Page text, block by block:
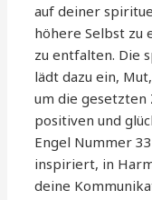
auf deiner
höhere Selbst zu
zu entfalten. Die
lädt dazu ein,
um die gesetzten
positiven und
Engel Nummer
inspiriert, in
deine